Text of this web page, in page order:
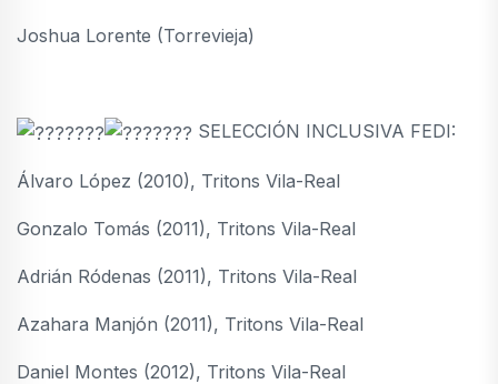
Joshua Lorente (Torrevieja)
SELECCIÓN INCLUSIVA FEDI:
Álvaro López (2010), Tritons Vila-Real
Gonzalo Tomás (2011), Tritons Vila-Real
Adrián Ródenas (2011), Tritons Vila-Real
Azahara Manjón (2011), Tritons Vila-Real
Daniel Montes (2012), Tritons Vila-Real